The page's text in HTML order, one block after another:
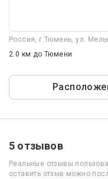
Россия, г.Тюмень, ул.
2.0 км до Тюмени
5 отзывов
Реальные отзывы
оставить отзыв можно